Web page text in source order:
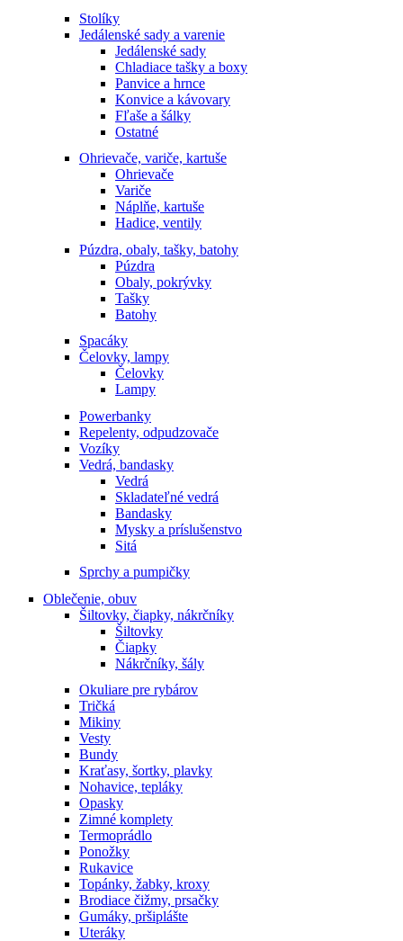
Stolíky
Jedálenské sady a varenie
Jedálenské sady
Chladiace tašky a boxy
Panvice a hrnce
Konvice a kávovary
Fľaše a šálky
Ostatné
Ohrievače, variče, kartuše
Ohrievače
Variče
Náplňe, kartuše
Hadice, ventily
Púzdra, obaly, tašky, batohy
Púzdra
Obaly, pokrývky
Tašky
Batohy
Spacáky
Čelovky, lampy
Čelovky
Lampy
Powerbanky
Repelenty, odpudzovače
Vozíky
Vedrá, bandasky
Vedrá
Skladateľné vedrá
Bandasky
Mysky a príslušenstvo
Sitá
Sprchy a pumpičky
Oblečenie, obuv
Šiltovky, čiapky, nákrčníky
Šiltovky
Čiapky
Nákrčníky, šály
Okuliare pre rybárov
Tričká
Mikiny
Vesty
Bundy
Kraťasy, šortky, plavky
Nohavice, tepláky
Opasky
Zimné komplety
Termoprádlo
Ponožky
Rukavice
Topánky, žabky, kroxy
Brodiace čižmy, prsačky
Gumáky, pršiplášte
Uteráky